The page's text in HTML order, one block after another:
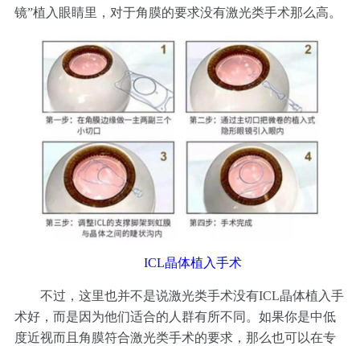
镜”植入眼睛里，对于角膜的要求没有激光类手术那么高。
ICL晶体植入手术
不过，这里也并不是说激光类手术没有ICL晶体植入手
术好，而是因为他们适合的人群有所不同。如果你是中低
度近视而且角膜符合激光类手术的要求，那么也可以在专